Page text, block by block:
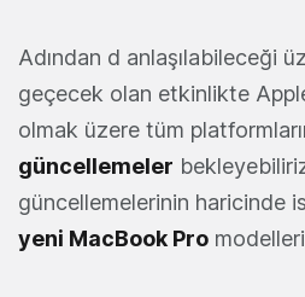
Adından d anlaşılabileceği
geçecek olan etkinlikte
olmak üzere tüm
güncellemeler
güncellemelerinin haricinde
yeni MacBook Pro